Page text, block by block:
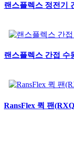
랜스플렉스 정전기
랜스플렉스 간접 수
RansFlex 퀵 팬